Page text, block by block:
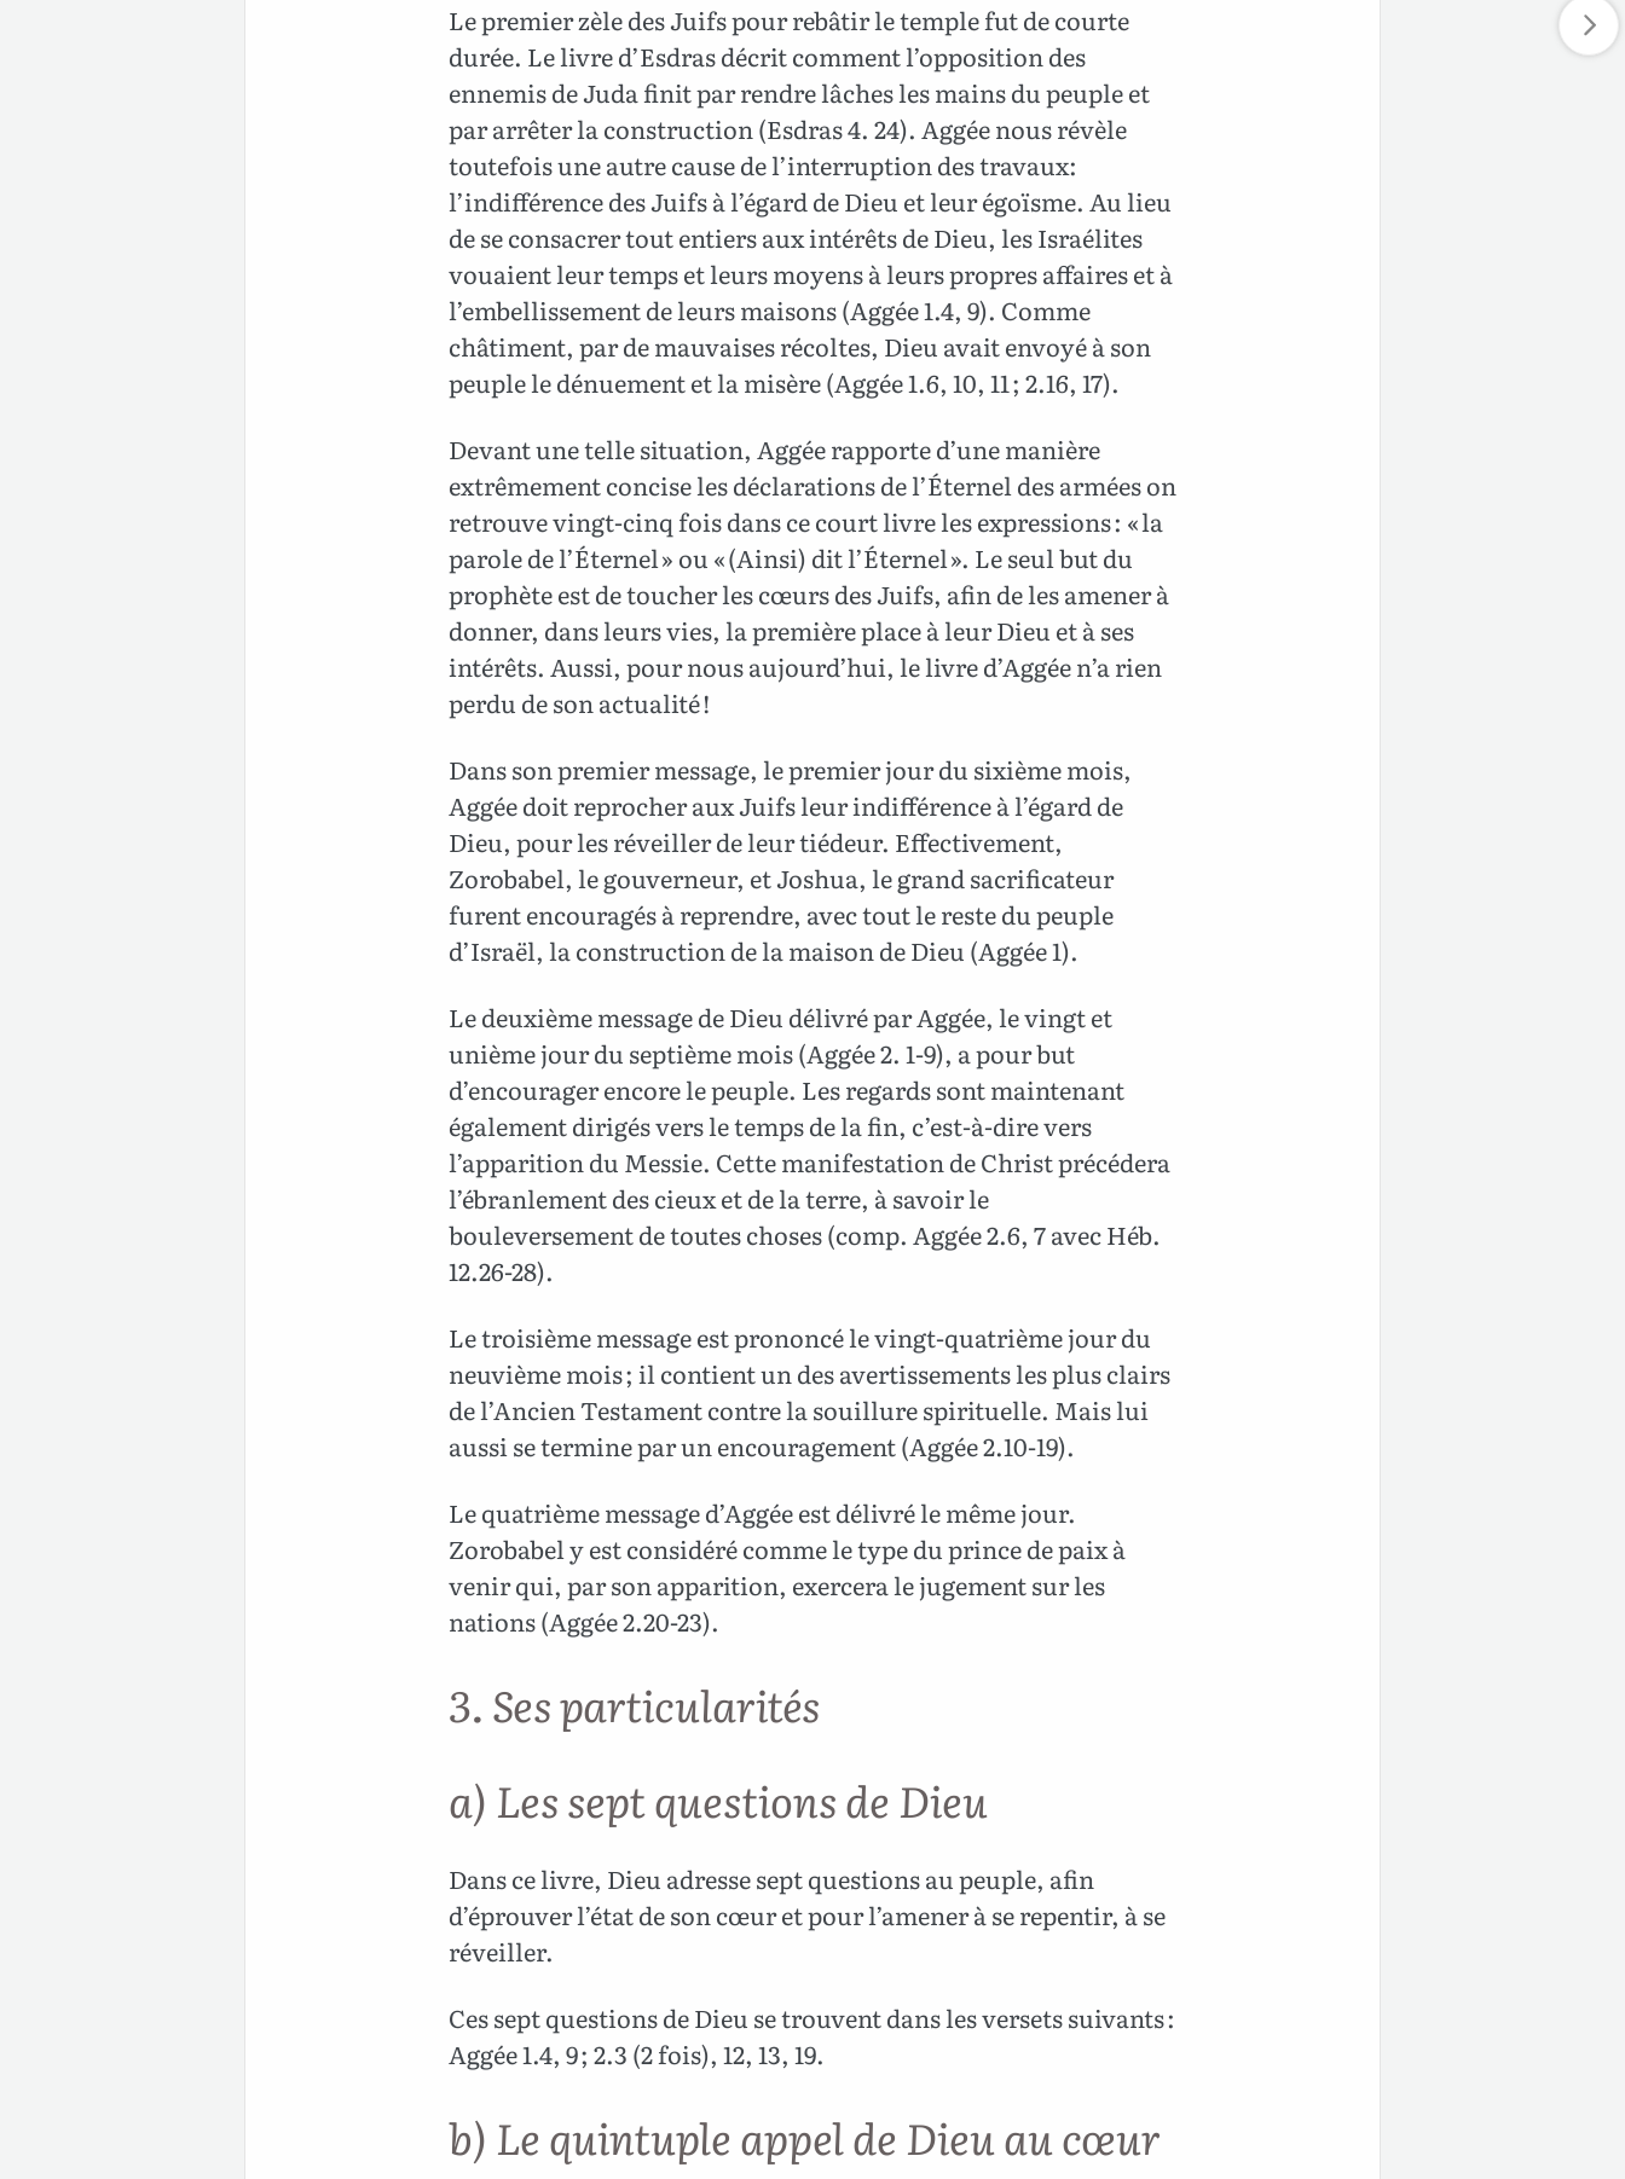
Le premier zèle des Juifs pour rebâtir le temple fut de courte
durée. Le livre d’Esdras décrit comment l’opposition des
ennemis de Juda finit par rendre lâches les mains du peuple et
par arrêter la construction (Esdras 4. 24). Aggée nous révèle
toutefois une autre cause de l’interruption des travaux:
l’indifférence des Juifs à l’égard de Dieu et leur égoïsme. Au lieu
de se consacrer tout entiers aux intérêts de Dieu, les Israélites
vouaient leur temps et leurs moyens à leurs propres affaires et à
l’embellissement de leurs maisons (Aggée 1.4, 9). Comme
châtiment, par de mauvaises récoltes, Dieu avait envoyé à son
peuple le dénuement et la misère (Aggée 1.6, 10, 11 ; 2.16, 17).
Devant une telle situation, Aggée rapporte d’une manière
extrêmement concise les déclarations de l’Éternel des armées on
retrouve vingt-cinq fois dans ce court livre les expressions : « la
parole de l’Éternel » ou « (Ainsi) dit l’Éternel ». Le seul but du
prophète est de toucher les cœurs des Juifs, afin de les amener à
donner, dans leurs vies, la première place à leur Dieu et à ses
intérêts. Aussi, pour nous aujourd’hui, le livre d’Aggée n’a rien
perdu de son actualité !
Dans son premier message, le premier jour du sixième mois,
Aggée doit reprocher aux Juifs leur indifférence à l’égard de
Dieu, pour les réveiller de leur tiédeur. Effectivement,
Zorobabel, le gouverneur, et Joshua, le grand sacrificateur
furent encouragés à reprendre, avec tout le reste du peuple
d’Israël, la construction de la maison de Dieu (Aggée 1).
Le deuxième message de Dieu délivré par Aggée, le vingt et
unième jour du septième mois (Aggée 2. 1-9), a pour but
d’encourager encore le peuple. Les regards sont maintenant
également dirigés vers le temps de la fin, c’est-à-dire vers
l’apparition du Messie. Cette manifestation de Christ précédera
l’ébranlement des cieux et de la terre, à savoir le
bouleversement de toutes choses (comp. Aggée 2.6, 7 avec Héb.
12.26-28).
Le troisième message est prononcé le vingt-quatrième jour du
neuvième mois ; il contient un des avertissements les plus clairs
de l’Ancien Testament contre la souillure spirituelle. Mais lui
aussi se termine par un encouragement (Aggée 2.10-19).
Le quatrième message d’Aggée est délivré le même jour.
Zorobabel y est considéré comme le type du prince de paix à
venir qui, par son apparition, exercera le jugement sur les
nations (Aggée 2.20-23).
3. Ses particularités
a) Les sept questions de Dieu
Dans ce livre, Dieu adresse sept questions au peuple, afin
d’éprouver l’état de son cœur et pour l’amener à se repentir, à se
réveiller.
Ces sept questions de Dieu se trouvent dans les versets suivants :
Aggée 1.4, 9 ; 2.3 (2 fois), 12, 13, 19.
b) Le quintuple appel de Dieu au cœur